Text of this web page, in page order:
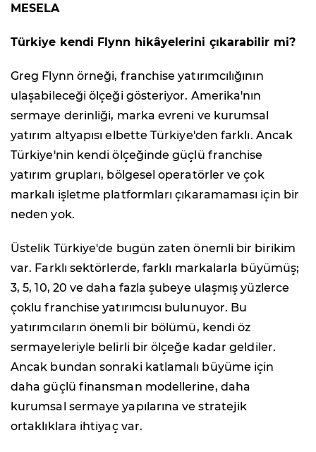
MESELA
Türkiye kendi Flynn hikâyelerini çıkarabilir mi?
Greg Flynn örneği, franchise yatırımcılığının
ulaşabileceği ölçeği gösteriyor. Amerika'nın
sermaye derinliği, marka evreni ve kurumsal
yatırım altyapısı elbette Türkiye'den farklı. Ancak
Türkiye'nin kendi ölçeğinde güçlü franchise
yatırım grupları, bölgesel operatörler ve çok
markalı işletme platformları çıkaramaması için bir
neden yok.
Üstelik Türkiye'de bugün zaten önemli bir birikim
var. Farklı sektörlerde, farklı markalarla büyümüş;
3, 5, 10, 20 ve daha fazla şubeye ulaşmış yüzlerce
çoklu franchise yatırımcısı bulunuyor. Bu
yatırımcıların önemli bir bölümü, kendi öz
sermayeleriyle belirli bir ölçeğe kadar geldiler.
Ancak bundan sonraki katlamalı büyüme için
daha güçlü finansman modellerine, daha
kurumsal sermaye yapılarına ve stratejik
ortaklıklara ihtiyaç var.